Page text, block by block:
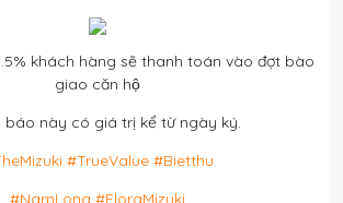
khách hàng sẽ thanh toán vào đợt bào
giao căn hộ
báo này có giá trị kể từ ngày ký.
#TrueValue #Bietthu
#NamLong #FloraMizuki